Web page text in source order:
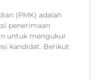
(PMK) adalah
penerimaan
untuk mengukur
kandidat. Berikut